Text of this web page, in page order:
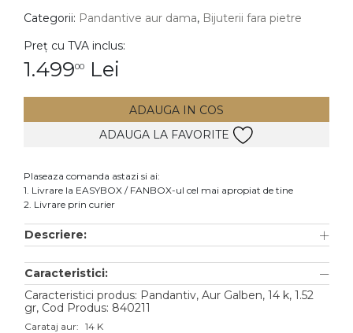
Inele
Cercei
Bratari
Lanturi
Pandantive
Accesorii
Aur galben
Aur alb
Categorii: Pandantive aur dama, Bijuterii fara pietre
Preț cu TVA inclus:
1.49900 Lei
ADAUGA IN COS
ADAUGA LA FAVORITE
Plaseaza comanda astazi si ai:
1. Livrare la EASYBOX / FANBOX-ul cel mai apropiat de tine
2. Livrare prin curier
Descriere:
Caracteristici:
Caracteristici produs: Pandantiv, Aur Galben, 14 k, 1.52
gr, Cod Produs: 840211
Carataj aur: 14 K